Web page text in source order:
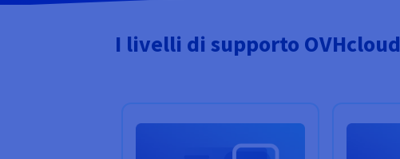
I livelli di supporto OVHcloud